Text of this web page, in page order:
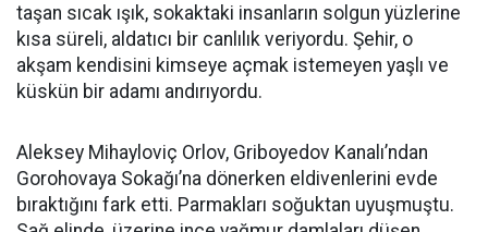
taşan sıcak ışık, sokaktaki insanların solgun yüzlerine
kısa süreli, aldatıcı bir canlılık veriyordu. Şehir, o
akşam kendisini kimseye açmak istemeyen yaşlı ve
küskün bir adamı andırıyordu.
Aleksey Mihayloviç Orlov, Griboyedov Kanalı’ndan
Gorohovaya Sokağı’na dönerken eldivenlerini evde
bıraktığını fark etti. Parmakları soğuktan uyuşmuştu.